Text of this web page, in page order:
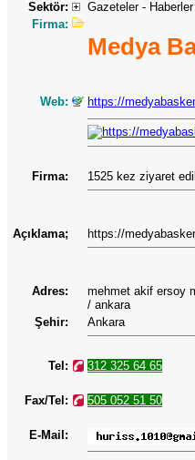
Sektör:
Gazeteler - Haberler
Firma:
Medya
Web: https://
Firma: 1525 kez ziyaret
Açıklama; https://
Adres:
mehmet akif ersoy
/ ankara
Şehir:
Ankara
Tel: 312 325 64 65
Fax/Tel: 505 052 51 50
E-Mail: